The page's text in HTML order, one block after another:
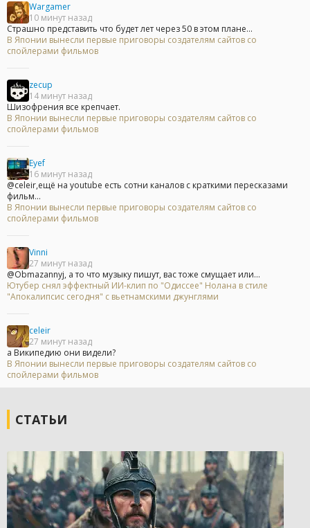
Wargamer
10 минут назад
Страшно представить что будет лет через 50 в этом плане...
В Японии вынесли первые приговоры создателям сайтов со
спойлерами фильмов
zecup
14 минут назад
Шизофрения все крепчает.
В Японии вынесли первые приговоры создателям сайтов со
спойлерами фильмов
Eyef
16 минут назад
@celeir,ещё на youtube есть сотни каналов с краткими пересказами
фильм...
В Японии вынесли первые приговоры создателям сайтов со
спойлерами фильмов
Vinni
27 минут назад
@Obmazannyj, а то что музыку пишут, вас тоже смущает или...
Ютубер снял эффектный ИИ-клип по "Одиссее" Нолана в стиле
"Апокалипсис сегодня" с вьетнамскими джунглями
celeir
27 минут назад
а Википедию они видели?
В Японии вынесли первые приговоры создателям сайтов со
спойлерами фильмов
СТАТЬИ